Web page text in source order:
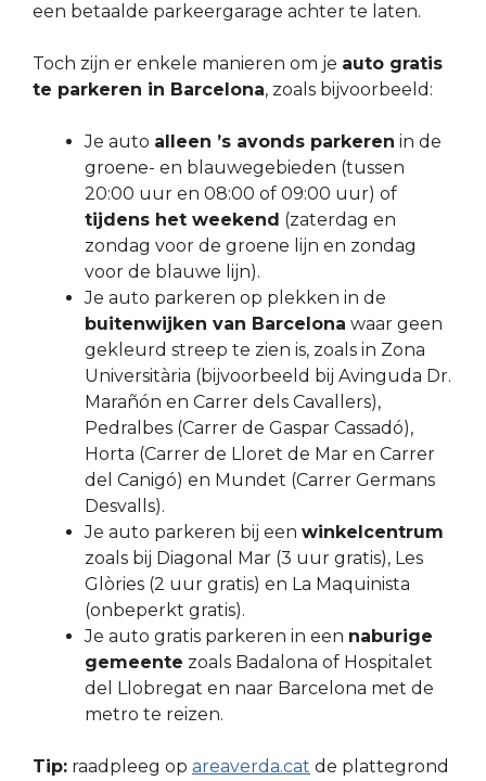
een betaalde parkeergarage achter te laten.
Toch zijn er enkele manieren om je auto gratis
te parkeren in Barcelona, zoals bijvoorbeeld:
Je auto alleen ’s avonds parkeren in de
groene- en blauwegebieden (tussen
20:00 uur en 08:00 of 09:00 uur) of
tijdens het weekend (zaterdag en
zondag voor de groene lijn en zondag
voor de blauwe lijn).
Je auto parkeren op plekken in de
buitenwijken van Barcelona waar geen
gekleurd streep te zien is, zoals in Zona
Universitària (bijvoorbeeld bij Avinguda Dr.
Marañón en Carrer dels Cavallers),
Pedralbes (Carrer de Gaspar Cassadó),
Horta (Carrer de Lloret de Mar en Carrer
del Canigó) en Mundet (Carrer Germans
Desvalls).
Je auto parkeren bij een winkelcentrum
zoals bij Diagonal Mar (3 uur gratis), Les
Glòries (2 uur gratis) en La Maquinista
(onbeperkt gratis).
Je auto gratis parkeren in een naburige
gemeente zoals Badalona of Hospitalet
del Llobregat en naar Barcelona met de
metro te reizen.
Tip: raadpleeg op areaverda.cat de plattegrond